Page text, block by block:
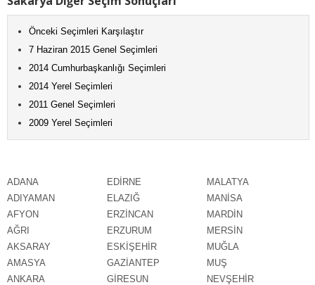
ADANA
ADIYAMAN
AFYON
AĞRI
AKSARAY
AMASYA
ANKARA
EDİRNE
ELAZIĞ
ERZİNCAN
ERZURUM
ESKİŞEHİR
GAZİANTEP
GİRESUN
MALATYA
MANİSA
MARDİN
MERSİN
MUĞLA
MUŞ
NEVŞEHİR
Önceki Seçimleri Karşılaştır
7 Haziran 2015 Genel Seçimleri
2014 Cumhurbaşkanlığı Seçimleri
2014 Yerel Seçimleri
2011 Genel Seçimleri
2009 Yerel Seçimleri